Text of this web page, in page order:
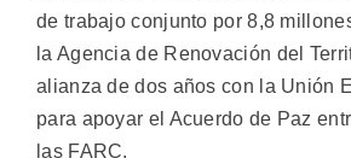
de trabajo conjunto por 8,8
la Agencia de Renovación del
alianza de dos años con la Unión
para apoyar el Acuerdo de Paz
las FARC.